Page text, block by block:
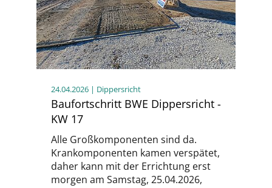
24.04.2026 | Dippersricht
Baufortschritt BWE Dippersricht -
KW 17
Alle Großkomponenten sind da.
Krankomponenten kamen verspätet,
daher kann mit der Errichtung erst
morgen am Samstag, 25.04.2026,